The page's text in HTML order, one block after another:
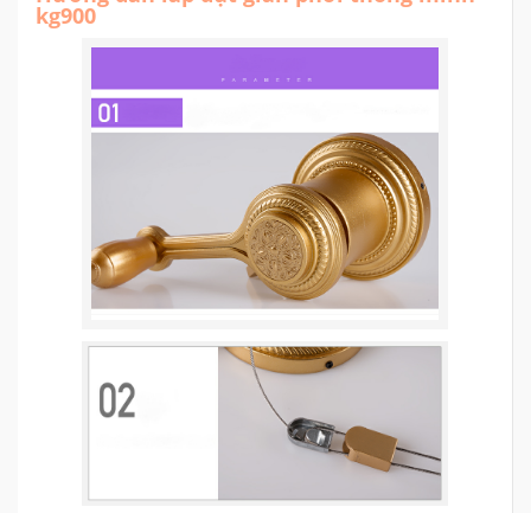
kg900